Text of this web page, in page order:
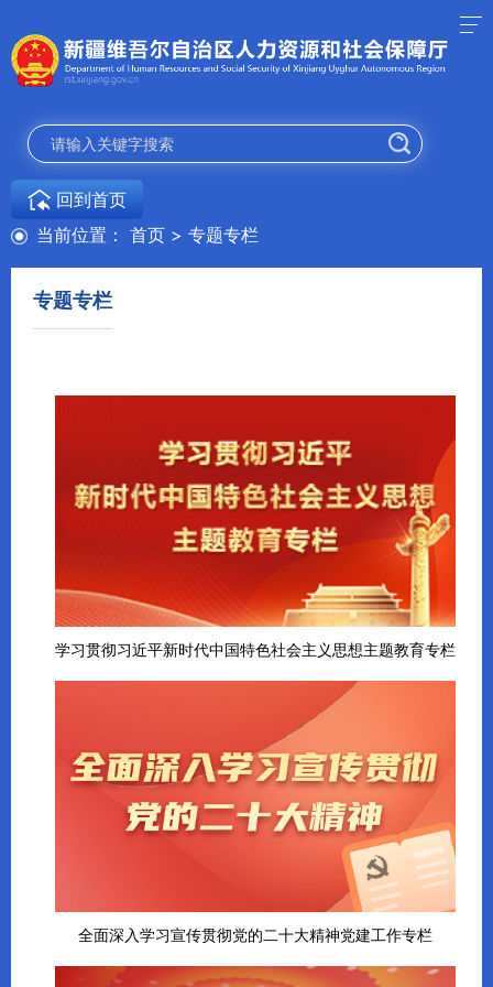
当前位置： 首页 > 专题专栏
回到首页
专题专栏
学习贯彻习近平新时代中国特色社会主义思想主题教育专栏
全面深入学习宣传贯彻党的二十大精神党建工作专栏